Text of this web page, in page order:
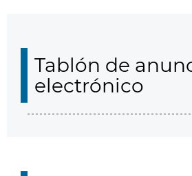
Tablón de
electrónico